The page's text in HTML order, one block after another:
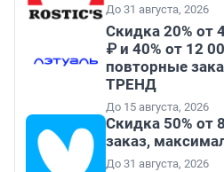
До 31 августа, 2026
Скидка 20% от
₽ и 40% от 12
повторные
ТРЕНД
До 15 августа, 2026
Скидка 50% от
заказ,
До 31 августа, 2026